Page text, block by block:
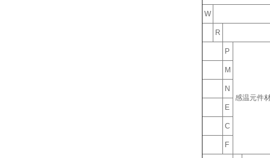
W
R
P
感温元件
M
N
E
C
F